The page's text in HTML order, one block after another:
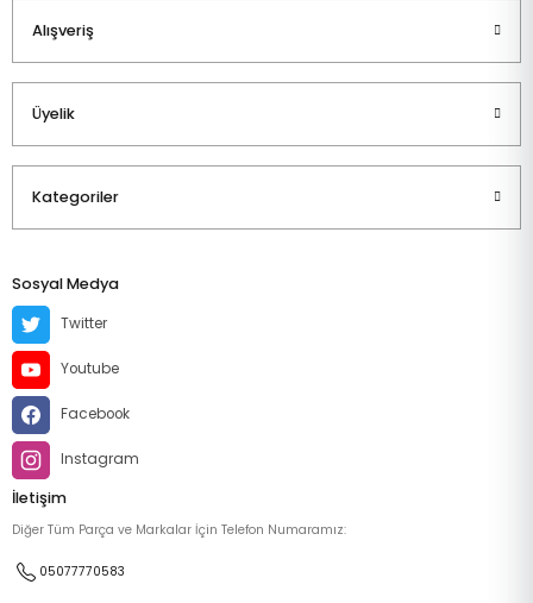
Alışveriş
Üyelik
Kategoriler
Sosyal Medya
Twitter
Youtube
Facebook
Instagram
İletişim
Diğer Tüm Parça ve Markalar İçin Telefon Numaramız:
05077770583